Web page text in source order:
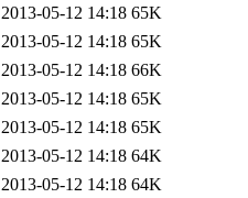
2013-05-12 14:18 65K
2013-05-12 14:18 65K
2013-05-12 14:18 66K
2013-05-12 14:18 65K
2013-05-12 14:18 65K
2013-05-12 14:18 64K
2013-05-12 14:18 64K